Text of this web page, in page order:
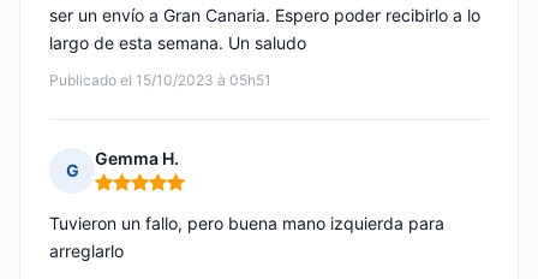
Publicado el 15/10/2023 à 05h51
ser un envío a Gran Canaria. Espero poder recibirlo a lo
largo de esta semana. Un saludo
G
Gemma H.
Nota: 5 de 5
Tuvieron un fallo, pero buena mano izquierda para
arreglarlo